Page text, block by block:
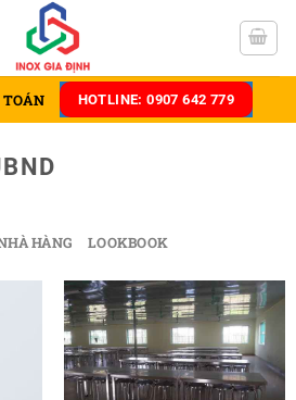
HOTLINE: 0907 642 779
HÀNG LOOKBOOK